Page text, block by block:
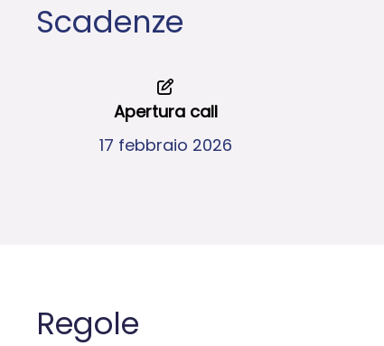
Scadenze
Apertura call
17 febbraio 2026
Regole